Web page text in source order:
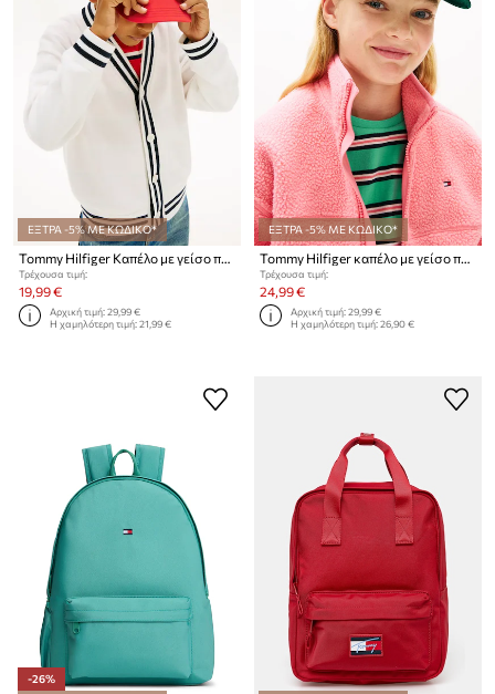
ΕΞΤΡΑ -5% ΜΕ ΚΩΔΙΚΟ*
Tommy Hilfiger Καπέλο με γείσο παιδικό βαμβακερό
Τρέχουσα τιμή:
19,99 €
Αρχική τιμή:29,99 €
Η χαμηλότερη τιμή:21,99 €
ΕΞΤΡΑ -5% ΜΕ ΚΩΔΙΚΟ*
Tommy Hilfiger καπέλο με γείσο παιδικό βαμβακερό
Τρέχουσα τιμή:
24,99 €
Αρχική τιμή:29,99 €
Η χαμηλότερη τιμή:26,90 €
-26%